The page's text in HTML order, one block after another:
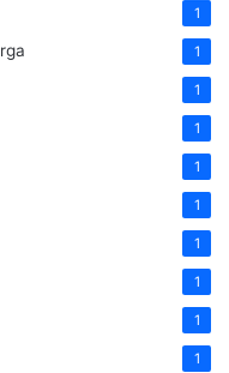
1
1
1
1
1
1
1
1
1
1